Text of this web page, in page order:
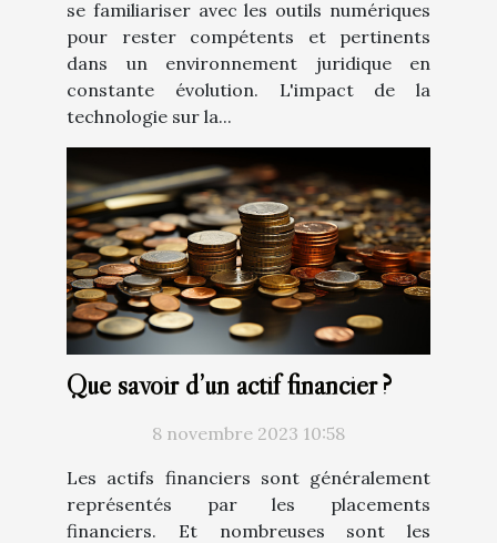
se familiariser avec les outils numériques
pour rester compétents et pertinents
dans un environnement juridique en
constante évolution. L'impact de la
technologie sur la...
Que savoir d’un actif financier ?
8 novembre 2023 10:58
Les actifs financiers sont généralement
représentés par les placements
financiers. Et nombreuses sont les